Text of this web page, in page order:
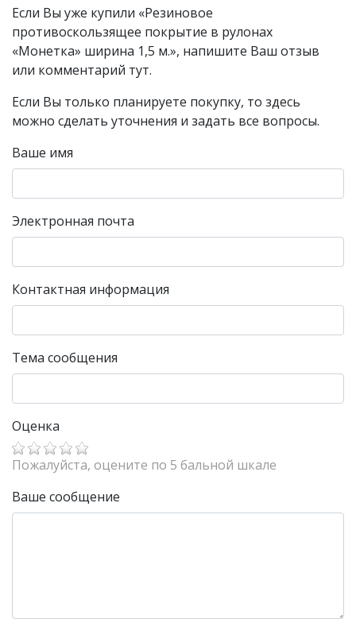
Если Вы уже купили «Резиновое
противоскользящее покрытие в рулонах
«Монетка» ширина 1,5 м.», напишите Ваш отзыв
или комментарий тут.
Если Вы только планируете покупку, то здесь
можно сделать уточнения и задать все вопросы.
Ваше имя
Электронная почта
Контактная информация
Тема сообщения
Оценка
Пожалуйста, оцените по 5 бальной шкале
Ваше сообщение